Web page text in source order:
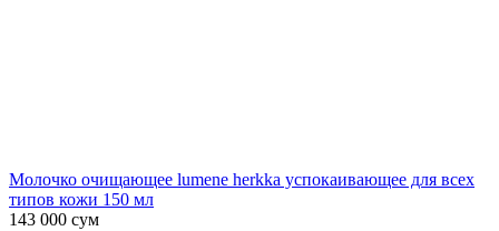
Молочко очищающее lumene herkka успокаивающее для всех
типов кожи 150 мл
143 000 сум